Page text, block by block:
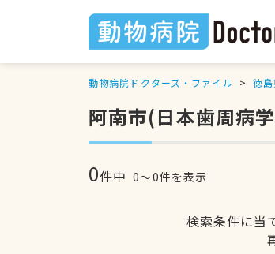
動物病院ドクターズ・ファイル 徳
阿南市(日本歯周病
0件中 0〜0件を表示
検索条件に当